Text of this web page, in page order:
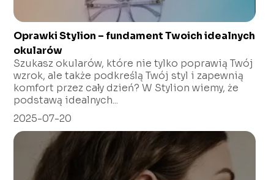
Oprawki Stylion – fundament Twoich idealnych
okularów
Szukasz okularów, które nie tylko poprawią Twój
wzrok, ale także podkreślą Twój styl i zapewnią
komfort przez cały dzień? W Stylion wiemy, że
podstawą idealnych...
2025-07-20